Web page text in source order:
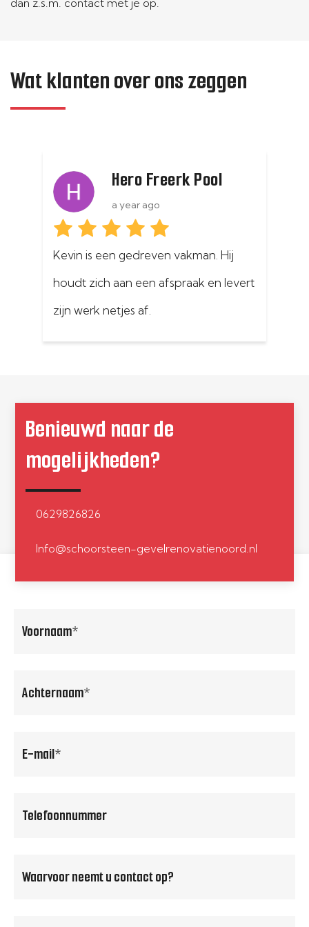
dan z.s.m. contact met je op.
Wat klanten over ons zeggen
Hero Freerk Pool
a year ago
Kevin is een gedreven vakman. Hij
houdt zich aan een afspraak en levert
zijn werk netjes af.
Schoorsteen is weer lekvrij
gevoegd
Benieuwd naar de
mogelijkheden?
0629826826
Info@schoorsteen-gevelrenovatienoord.nl